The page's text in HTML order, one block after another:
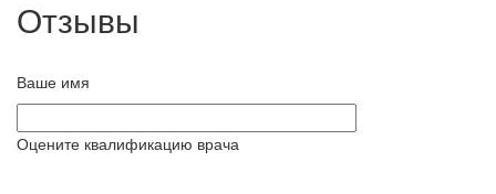
Отзывы
Ваше имя
Оцените квалификацию врача